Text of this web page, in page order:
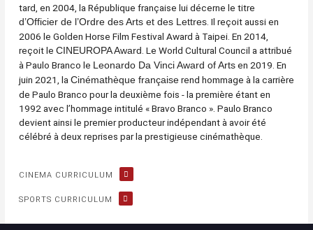
tard, en 2004, la République française lui décerne le titre
d’Officier de l’Ordre des Arts et des Lettres . Il reçoit aussi en
2006 le Golden Horse Film Festival Award à Taipei. En 2014,
reçoit le CINEUROPA Award . Le World Cultural Council a attribué
à Paulo Branco le Leonardo Da Vinci Award of Arts en 2019. En
juin 2021, la Cinémathèque française rend hommage à la carrière
de Paulo Branco pour la deuxième fois - la première étant en
1992 avec l’hommage intitulé « Bravo Branco ». Paulo Branco
devient ainsi le premier producteur indépendant à avoir été
célébré à deux reprises par la prestigieuse cinémathèque.
CINEMA CURRICULUM
SPORTS CURRICULUM